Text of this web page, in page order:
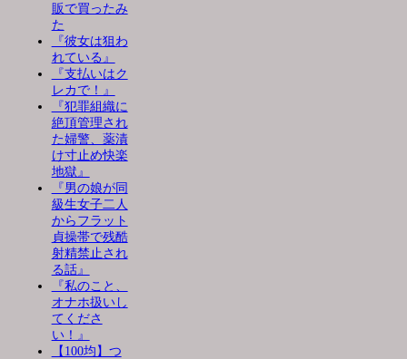
販で買ったみ
た
『彼女は狙わ
れている』
『支払いはク
レカで！』
『犯罪組織に
絶頂管理され
た婦警、薬漬
け寸止め快楽
地獄』
『男の娘が同
級生女子二人
からフラット
貞操帯で残酷
射精禁止され
る話』
『私のこと、
オナホ扱いし
てくださ
い！』
【100均】つ